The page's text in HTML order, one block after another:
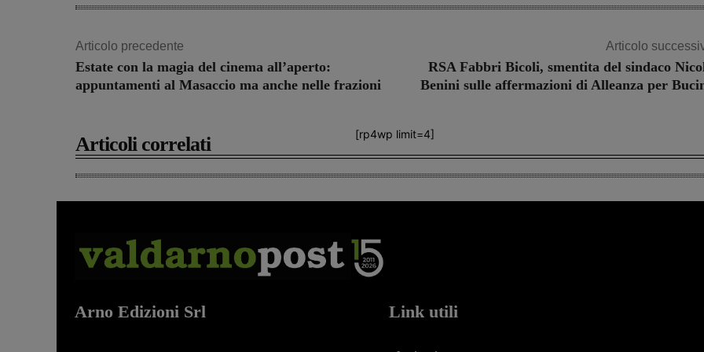
Articolo precedente
Estate con la magia del cinema all’aperto:
appuntamenti al Masaccio ma anche nelle frazioni
Articolo
RSA Fabbri Bicoli, smentita del sindaco
Benini sulle affermazioni di Alleanza per
[rp4wp limit=4]
Articoli correlati
Arno Edizioni Srl Link utili